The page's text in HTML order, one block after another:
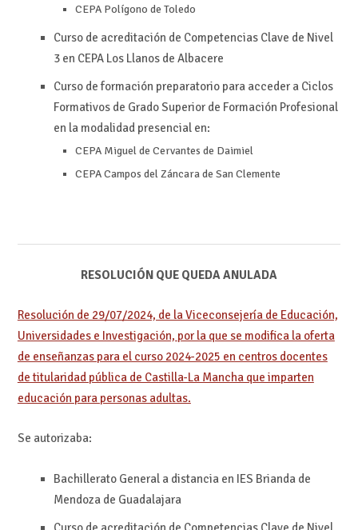
CEPA Polígono de Toledo
Curso de acreditación de Competencias Clave de Nivel
3 en CEPA Los Llanos de Albacere
Curso de formación preparatorio para acceder a Ciclos
Formativos de Grado Superior de Formación Profesional
en la modalidad presencial en:
CEPA Miguel de Cervantes de Daimiel
CEPA Campos del Záncara de San Clemente
RESOLUCIÓN QUE QUEDA ANULADA
Resolución de 29/07/2024, de la Viceconsejería de Educación,
Universidades e Investigación, por la que se modifica la oferta
de enseñanzas para el curso 2024-2025 en centros docentes
de titularidad pública de Castilla-La Mancha que imparten
educación para personas adultas.
Se autorizaba:
Bachillerato General a distancia en IES Brianda de
Mendoza de Guadalajara